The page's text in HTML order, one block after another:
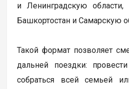
и Ленинградскую области,
Башкортостан и Самарскую
Такой формат позволяет
дальней поездки:
собраться всей семьей